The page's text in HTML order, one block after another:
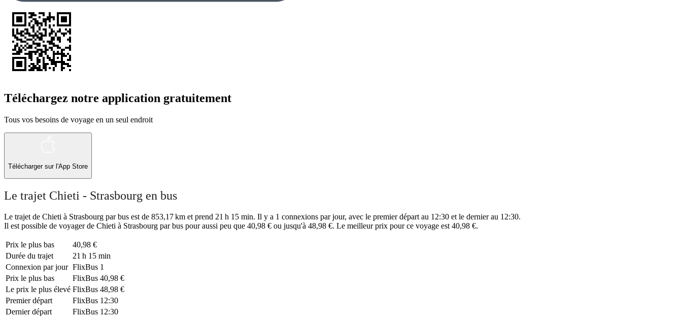
Téléchargez notre application gratuitement
Tous vos besoins de voyage en un seul endroit
Télécharger sur l'App Store
Le trajet Chieti - Strasbourg en bus
Le trajet de Chieti à Strasbourg par bus est de 853,17 km et prend 21 h 15 min. Il y a 1 connexions par jour, avec le premier départ au 12:30 et le dernier au 12:30.
Il est possible de voyager de Chieti à Strasbourg par bus pour aussi peu que 40,98 € ou jusqu'à 48,98 €. Le meilleur prix pour ce voyage est 40,98 €.
Prix ​​le plus bas
40,98 €
Durée du trajet
21 h 15 min
Connexion par jour FlixBus 1
Prix ​​le plus bas
FlixBus 40,98 €
Le prix le plus élevé FlixBus 48,98 €
Premier départ
FlixBus 12:30
Dernier départ
FlixBus 12:30